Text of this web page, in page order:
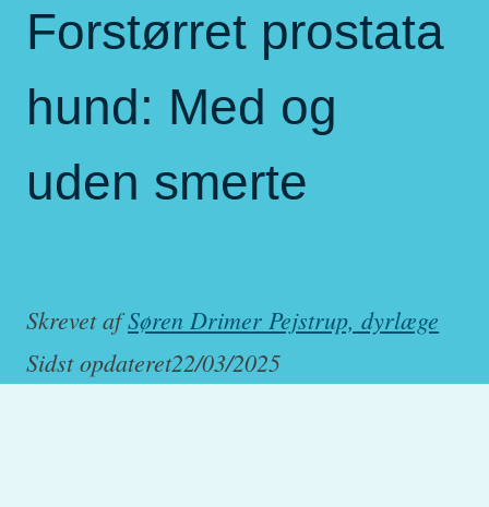
Forstørret prostata
hund: Med og
uden smerte
Skrevet afSøren Drimer Pejstrup, dyrlæge
Sidst opdateret22/03/2025